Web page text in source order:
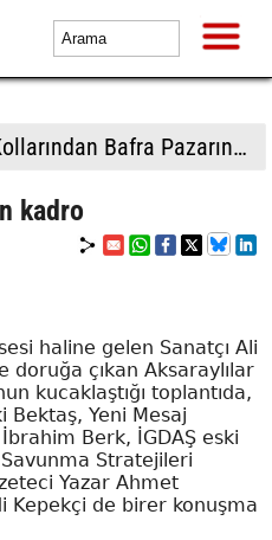
BTP Kadın Kollarından Bafra Pazarında dev üye hamlesi
kadro
haline gelen Sanatçı Ali
doruğa çıkan Aksaraylılar
kucaklaştığı toplantıda,
Yeni Mesaj
Berk, İGDAŞ eski
Stratejileri
Yazar Ahmet
Kepekçi de birer konuşma